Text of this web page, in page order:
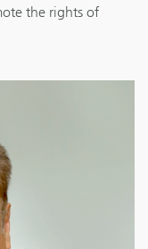
the rights of